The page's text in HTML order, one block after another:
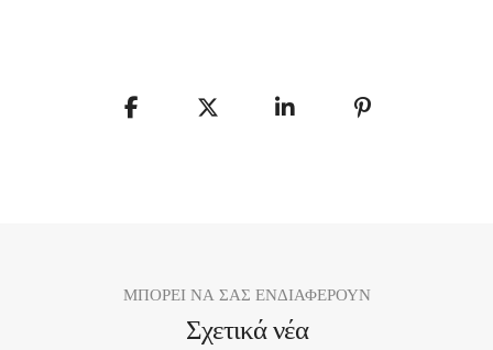
ΜΠΟΡΕΙ ΝΑ ΣΑΣ ΕΝΔΙΑΦΕΡΟΥΝ
Σχετικά νέα